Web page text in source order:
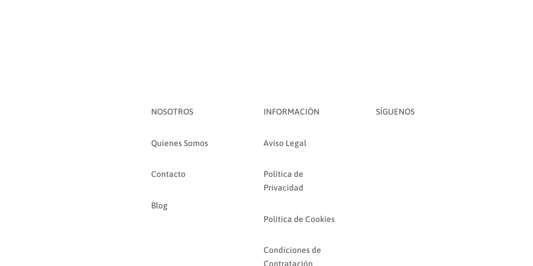
NOSOTROS
Quienes Somos
Contacto
Blog
INFORMACIÓN
Aviso Legal
Política de
Privacidad
Política de Cookies
Condiciones de
Contratación
SÍGUENOS